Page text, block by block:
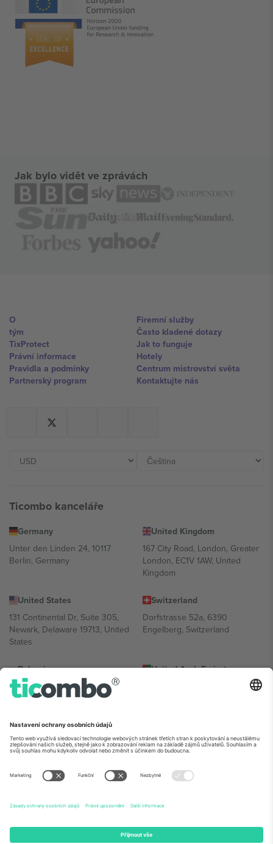
Jak bylo vidět ve zprávách
O
tým
TixProtect
Právní informace
Pravidla a podmínky
Partnerský program
Firemní služby
Často kladené dotazy
Jak to funguje
Hotely
Centrum mistrovství světa
Kontaktujte nás
Ticombo kanceláře
Germany
Unter den Linden 24, 10117
Berlin, Germany
United Kingdom
167 City Road, London, Greater
London, EC1V 1AW, United
Kingdom
United States
131 Continental Dr, Suite 305,
Newark, Delaware 19713, United
States
Switzerland
Dorfstrasse 52a, 6390
Engelberg, Switzerland
Bulgaria
Regus Sofia City West, bul
Totleben 53-55, 1606 Sofia,
United Arab Emirates
UAE Dubai Silicon Oasis, DDP
Mexico
Av Chapultepec 360, Roma
Norte, Cuauhtémoc, 06700
Ciudad de México, CDMX,
lokalitě, události a/nebo doméně. Podrobnosti najdete na konkrétní
stránce události,
Právní informaceaPodmínky.